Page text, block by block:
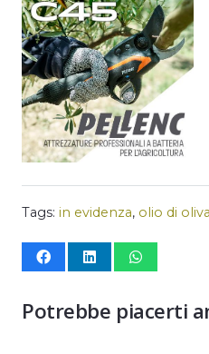
Tags: in evidenza, olio di oliva
Potrebbe piacerti